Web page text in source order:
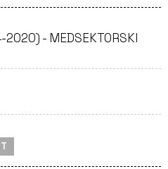
- MEDSEKTORSKI